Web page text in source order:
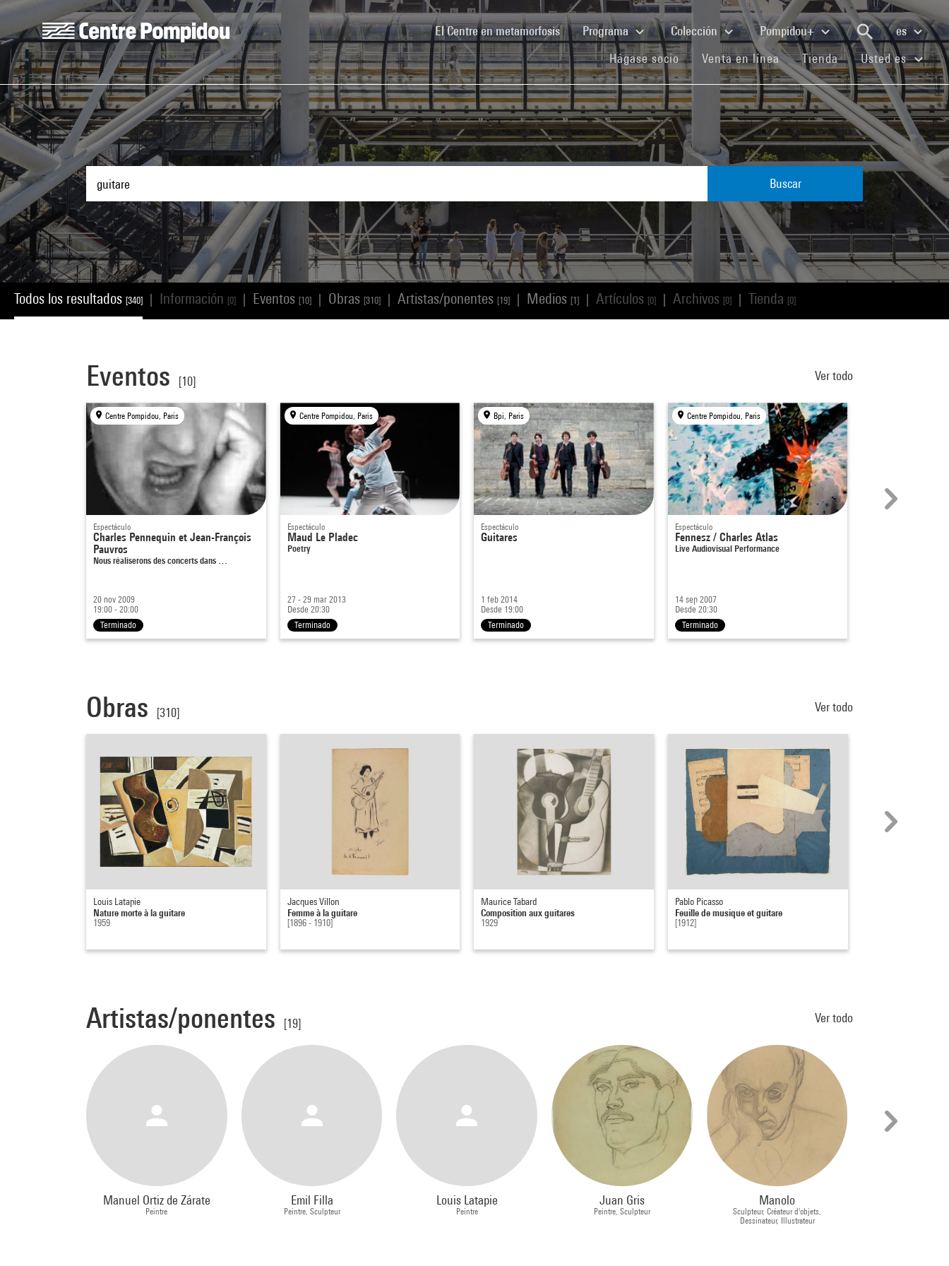
Skip to main content
Centre Pompidou
El Centre en metamorfosis(current)Programa Colección Pompidou+
es
Hágase socio(current)Venta en línea(current)
Tienda(current)Usted es
Buscar
Todos los resultados [340] Información [0] Eventos [10] Obras [310] Artistas/ponentes [19] Medios [1] Artículos [0] Archivos [0] Tienda [0]
Eventos [10] Ver todo
Centre Pompidou, Paris
Espectáculo
Charles Pennequin et Jean-François
Pauvros
Nous réaliserons des concerts dans …
20 nov 2009
19:00 - 20:00
Terminado
Centre Pompidou, Paris
Espectáculo
Maud Le Pladec
Poetry
27 - 29 mar 2013
Desde 20:30
Terminado
Bpi, Paris
Espectáculo
Guitares
1 feb 2014
Desde 19:00
Terminado
Centre Pompidou, Paris
Espectáculo
Fennesz / Charles Atlas
Live Audiovisual Performance
14 sep 2007
Desde 20:30
Terminado
Obras [310] Ver todo
Louis Latapie
Nature morte à la guitare
1959
Jacques Villon
Femme à la guitare
[1896 - 1910]
Maurice Tabard
Composition aux guitares
1929
Pablo Picasso
Feuille de musique et guitare
[1912]
Artistas/ponentes [19] Ver todo
Manuel Ortiz de Zárate
Peintre
Emil Filla
Peintre, Sculpteur
Louis Latapie
Peintre
Juan Gris
Peintre, Sculpteur
Manolo
Sculpteur, Créateur d'objets,
Dessinateur, Illustrateur